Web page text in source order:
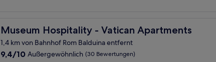
Museum Hospitality - Vatican Apartments
Museum Hospitality - Vatican Apartments
1,4 km von Bahnhof Rom Balduina entfernt
9.4
9,4/10 Außergewöhnlich (30 Bewertungen)